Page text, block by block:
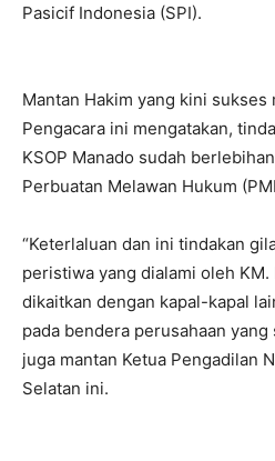
Pasicif Indonesia (SPI).
Mantan Hakim yang kini
Pengacara ini mengatakan,
KSOP Manado sudah
Perbuatan Melawan Hukum
“Keterlaluan dan ini tindakan
peristiwa yang dialami oleh KM.
dikaitkan dengan kapal-kapal
pada bendera perusahaan yang
juga mantan Ketua Pengadilan
Selatan ini.